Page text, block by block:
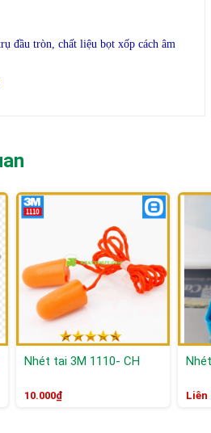
đầu tròn, chất liệu bọt xốp cách âm
Nhét tai 3M 1110- CH
10.000₫ Liên